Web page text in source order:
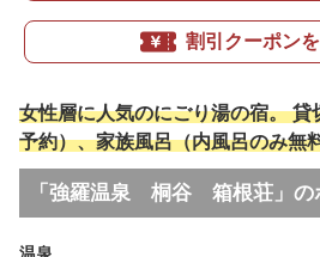
割引クーポン
女性層に人気のにごり湯の宿。 貸
予約）、家族風呂（内風呂の
「強羅温泉 桐谷 箱根荘」の